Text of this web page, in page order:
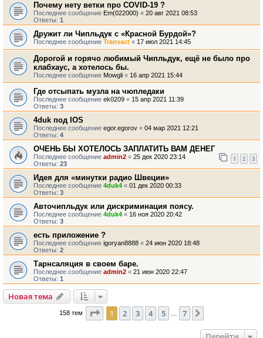
Почему нету ветки про COVID-19 ?
Последнее сообщение Em(022000) « 20 авг 2021 08:53
Ответы: 1
Дружит ли Чипльдук с «Красной Бурдой»?
Последнее сообщение Transact « 17 июл 2021 14:45
Дорогой и горячо любимый Чипльдук, ещё не было про
клабхаус, а хотелось бы.
Последнее сообщение Mowgli « 16 апр 2021 15:44
Где отсыпать музла на чюпледаки
Последнее сообщение ek0209 « 15 апр 2021 11:39
Ответы: 3
4duk под IOS
Последнее сообщение egor.egorov « 04 мар 2021 12:21
Ответы: 4
ОЧЕНЬ БЫ ХОТЕЛОСЬ ЗАПЛАТИТЬ ВАМ ДЕНЕГ
Последнее сообщение admin2 « 25 дек 2020 23:14
Ответы: 23
1 2 3
Идея для «минутки радио Швеции»
Последнее сообщение 4duk4 « 01 дек 2020 00:33
Ответы: 3
Авточипльдук или дискриминация поясу.
Последнее сообщение 4duk4 « 16 ноя 2020 20:42
Ответы: 3
есть приложение ?
Последнее сообщение igoryan8888 « 24 июн 2020 18:48
Ответы: 2
Тарнсаляция в своем баре.
Последнее сообщение admin2 « 21 июн 2020 22:47
Ответы: 1
Новая тема
158 тем Страница из
1 2 3 4 5 7